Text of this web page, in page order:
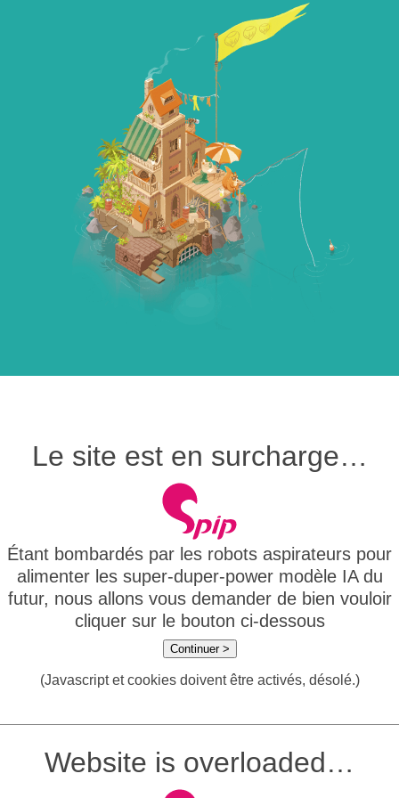
Le site est en surcharge…
Étant bombardés par les robots aspirateurs pour
alimenter les super-duper-power modèle IA du
futur, nous allons vous demander de bien vouloir
cliquer sur le bouton ci-dessous
Continuer >
(Javascript et cookies doivent être activés, désolé.)
Website is overloaded…